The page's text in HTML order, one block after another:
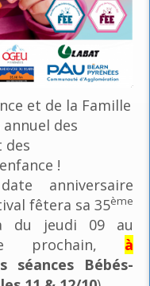
et de la Famille
des
des
!
anniversaire
fêtera sa 35ème
du jeudi 09 au
prochain, à
séances Bébés-